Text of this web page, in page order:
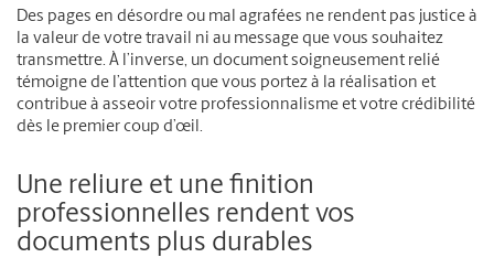
Des pages en désordre ou mal agrafées ne rendent pas justice à
la valeur de votre travail ni au message que vous souhaitez
transmettre. À l’inverse, un document soigneusement relié
témoigne de l’attention que vous portez à la réalisation et
contribue à asseoir votre professionnalisme et votre crédibilité
dès le premier coup d’œil.
Une reliure et une finition
professionnelles rendent vos
documents plus durables